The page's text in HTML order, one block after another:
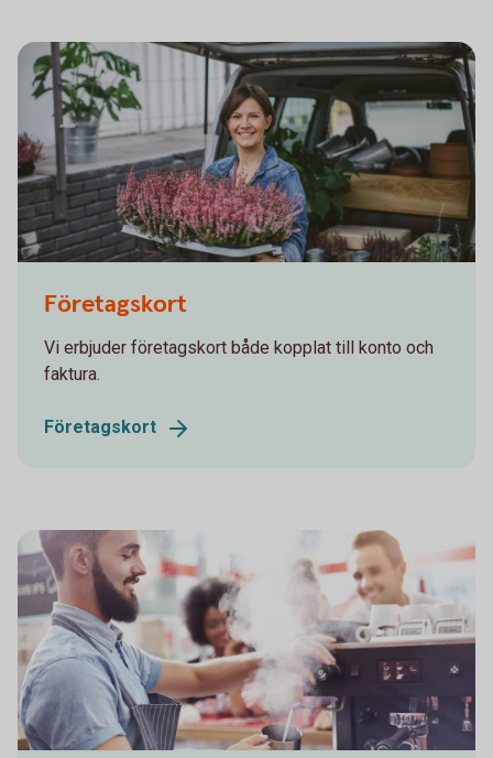
Företagskort
Vi erbjuder företagskort både kopplat till konto och
faktura.
Företagskort